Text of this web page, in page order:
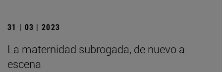
31 | 03 | 2023
La maternidad subrogada, de nuevo a
escena